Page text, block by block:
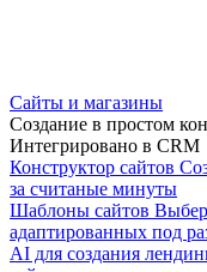
Сайты и магазины
Создание в простом
Интегрировано в CRM
Конструктор сайтов
за считаные минуты
Шаблоны сайтов
адаптированных под
AI для создания